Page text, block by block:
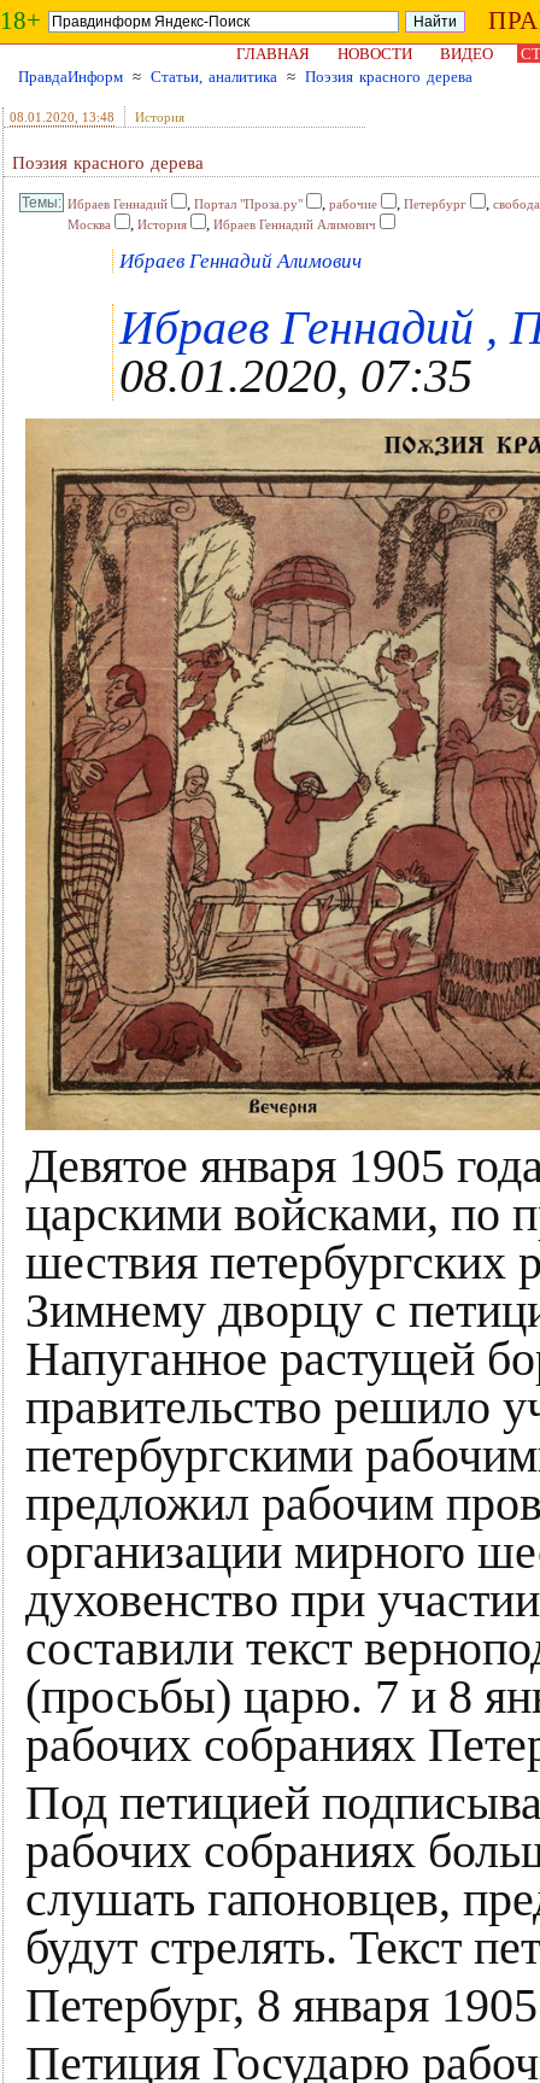
18+
ГЛАВНАЯ НОВОСТИ ВИДЕО
ПравдаИнформ ≈ Статьи, аналитика ≈ Поэзия красного дерева
08.01.2020 , 13:48 История
Поэзия красного дерева
Ибраев Геннадий , Портал "Проза.ру" , рабочие , Петербург , свобода
Москва
, История , Ибраев Геннадий Алимович
Ибраев Геннадий Алимович
Ибраев Геннадий ,
08.01.2020, 07:35
Девятое января 1905
царскими войсками, по
шествия петербургских
Зимнему дворцу с
Напуганное растущей
правительство решило
петербургскими
предложил рабочим
организации мирного
духовенство при
составили текст
(просьбы) царю. 7 и 8
рабочих собраниях
Под петицией
рабочих собраниях
слушать гапоновцев,
будут стрелять. Текст
Петербург, 8 января
Петиция Государю